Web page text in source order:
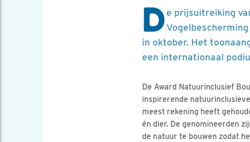
De prijsuitreiking
in oktober. Het
een internationaal
De Award Natuurinclusief
inspirerende
meest rekening heeft
én dier. De genomineerden
de natuur te bouwen zodat